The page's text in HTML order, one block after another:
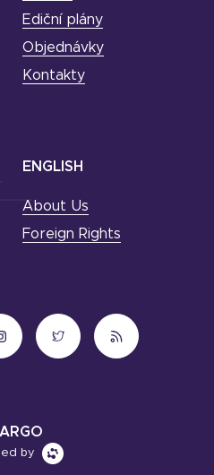
Ediční plány
Objednávky
Kontakty
ENGLISH
About Us
Foreign Rights
by